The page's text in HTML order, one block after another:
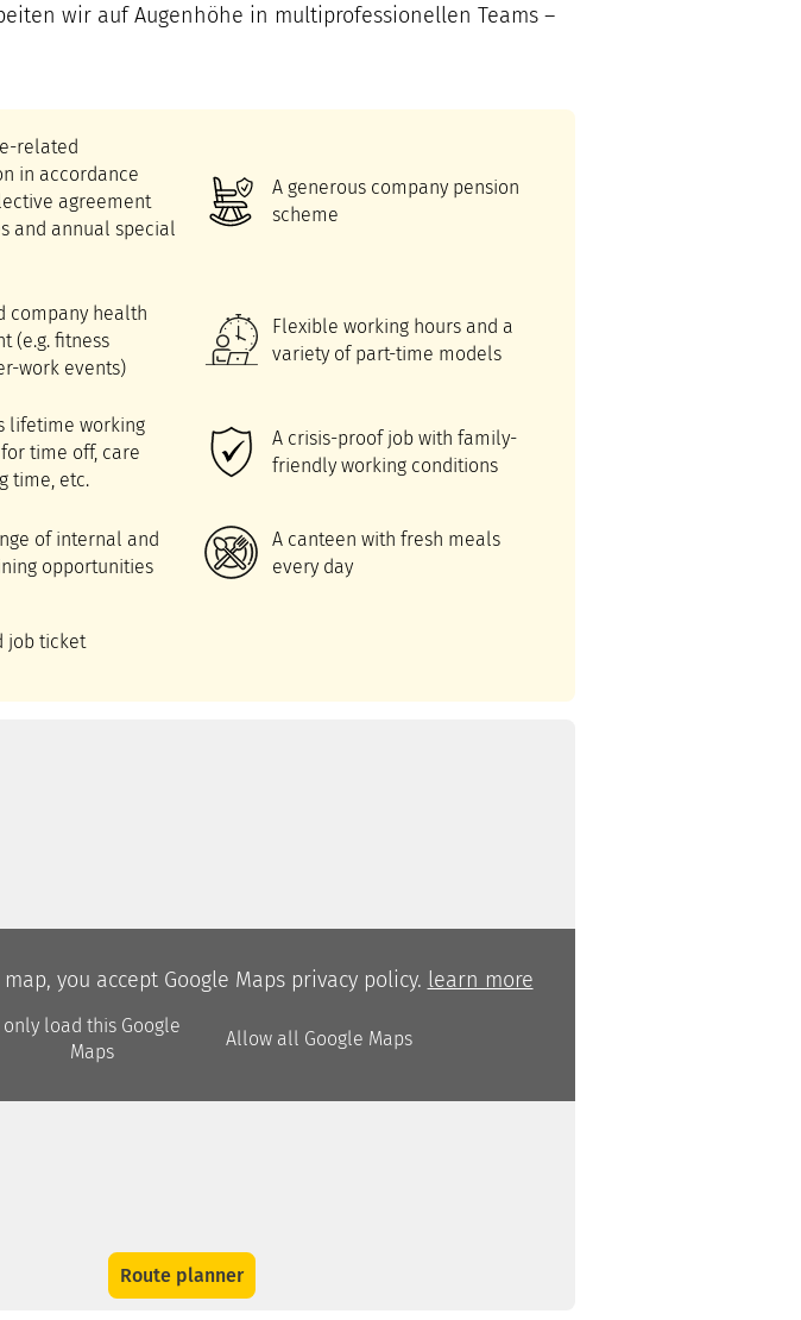
wir auf Augenhöhe in multiprofessionellen Teams –
related
in accordance
agreement
and annual special
A generous company pension
scheme
company health
(e.g. fitness
work events)
Flexible working hours and a
variety of part-time models
lifetime working
time off, care
time, etc.
A crisis-proof job with family-
friendly working conditions
of internal and
opportunities
A canteen with fresh meals
every day
job ticket
you accept Google Maps privacy policy. learn more
only load this Google
Maps
Allow all Google Maps
Route planner